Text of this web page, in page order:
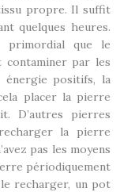
propre. Il suffit
quelques heures.
primordial que le
contaminer par les
énergie positifs, la
placer la pierre
D’autres pierres
la pierre
pas les moyens
périodiquement
le recharger, un pot